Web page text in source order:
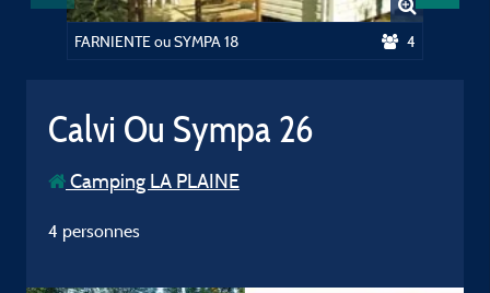
FARNIENTE ou SYMPA 18 4
Calvi Ou Sympa 26
Camping LA PLAINE
4 personnes